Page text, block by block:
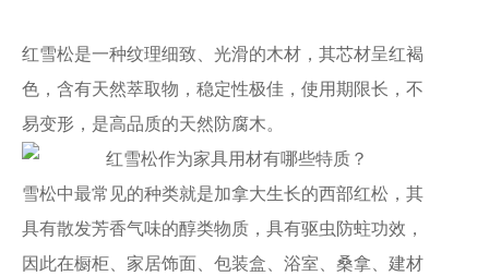
红雪松是一种纹理细致、光滑的木材，其芯材呈红褐
色，含有天然萃取物，稳定性极佳，使用期限长，不
易变形，是高品质的天然防腐木。
雪松中最常见的种类就是加拿大生长的西部红松，其
具有散发芳香气味的醇类物质，具有驱虫防蛀功效，
因此在橱柜、家居饰面、包装盒、浴室、桑拿、建材